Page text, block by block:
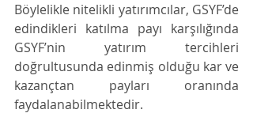
Böylelikle nitelikli yatırımcılar, GSYF’de
edindikleri katılma payı karşılığında
GSYF’nin yatırım tercihleri
doğrultusunda edinmiş olduğu kar ve
kazançtan payları oranında
faydalanabilmektedir.